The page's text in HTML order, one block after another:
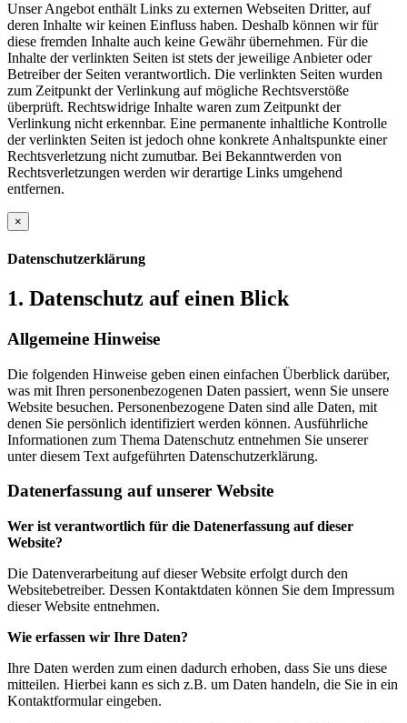
Unser Angebot enthält Links zu externen Webseiten Dritter, auf
deren Inhalte wir keinen Einfluss haben. Deshalb können wir für
diese fremden Inhalte auch keine Gewähr übernehmen. Für die
Inhalte der verlinkten Seiten ist stets der jeweilige Anbieter oder
Betreiber der Seiten verantwortlich. Die verlinkten Seiten wurden
zum Zeitpunkt der Verlinkung auf mögliche Rechtsverstöße
überprüft. Rechtswidrige Inhalte waren zum Zeitpunkt der
Verlinkung nicht erkennbar. Eine permanente inhaltliche Kontrolle
der verlinkten Seiten ist jedoch ohne konkrete Anhaltspunkte einer
Rechtsverletzung nicht zumutbar. Bei Bekanntwerden von
Rechtsverletzungen werden wir derartige Links umgehend
entfernen.
×
Datenschutzerklärung
1. Datenschutz auf einen Blick
Allgemeine Hinweise
Die folgenden Hinweise geben einen einfachen Überblick darüber,
was mit Ihren personenbezogenen Daten passiert, wenn Sie unsere
Website besuchen. Personenbezogene Daten sind alle Daten, mit
denen Sie persönlich identifiziert werden können. Ausführliche
Informationen zum Thema Datenschutz entnehmen Sie unserer
unter diesem Text aufgeführten Datenschutzerklärung.
Datenerfassung auf unserer Website
Wer ist verantwortlich für die Datenerfassung auf dieser
Website?
Die Datenverarbeitung auf dieser Website erfolgt durch den
Websitebetreiber. Dessen Kontaktdaten können Sie dem Impressum
dieser Website entnehmen.
Wie erfassen wir Ihre Daten?
Ihre Daten werden zum einen dadurch erhoben, dass Sie uns diese
mitteilen. Hierbei kann es sich z.B. um Daten handeln, die Sie in ein
Kontaktformular eingeben.